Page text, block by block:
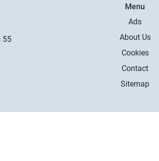
Menu
Ads
About Us
Cookies
Contact
Sitemap